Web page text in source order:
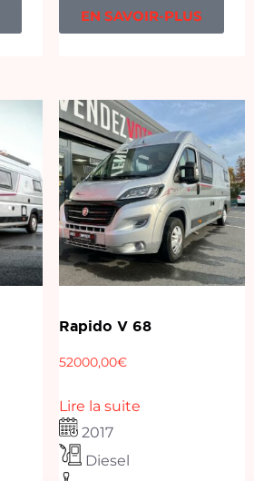
EN SAVOIR-PLUS
Rapido V 68
52000,00€
Lire la suite
2017
Diesel